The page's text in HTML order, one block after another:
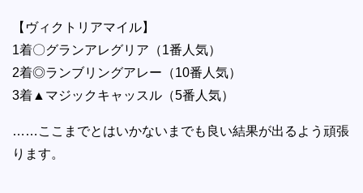
【ヴィクトリアマイル】
1着〇グランアレグリア（1番人気）
2着◎ランブリングアレー（10番人気）
3着▲マジックキャッスル（5番人気）
……ここまでとはいかないまでも良い結果が出るよう頑張
ります。